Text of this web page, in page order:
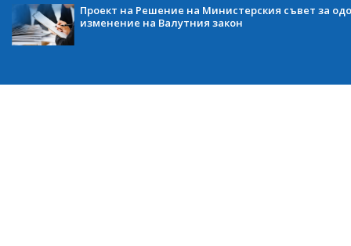
Проект на Решение на Министерския съвет за
изменение на Валутния закон